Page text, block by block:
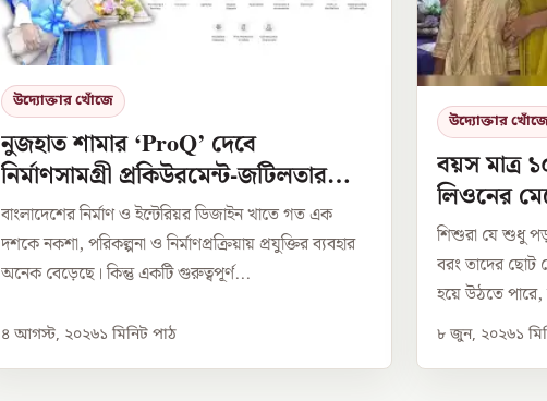
উদ্যোক্তার খোঁজে
নুজহাত শামার ‘ProQ’ দেবে
নির্মাণসামগ্রী প্রকিউরমেন্ট-জটিলতার
সমাধান
বাংলাদেশের নির্মাণ ও ইন্টেরিয়র ডিজাইন খাতে গত এক
দশকে নকশা, পরিকল্পনা ও নির্মাণপ্রক্রিয়ায় প্রযুক্তির ব্যবহার
অনেক বেড়েছে। কিন্তু একটি গুরুত্বপূর্ণ...
৪ আগস্ট, ২০২৬১ মিনিট পাঠ
উদ্যোক্তার
বয়স মাত্র
লিওনের
শিশুরা যে শুধু
বরং তাদের ছোট
হয়ে উঠতে
৮ জুন, ২০২৬১